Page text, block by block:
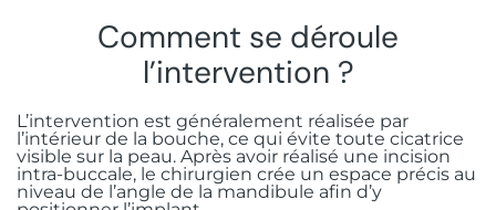
Comment se déroule
l’intervention ?
L’intervention est généralement réalisée par
l’intérieur de la bouche, ce qui évite toute cicatrice
visible sur la peau. Après avoir réalisé une incision
intra-buccale, le chirurgien crée un espace précis au
niveau de l’angle de la mandibule afin d’y